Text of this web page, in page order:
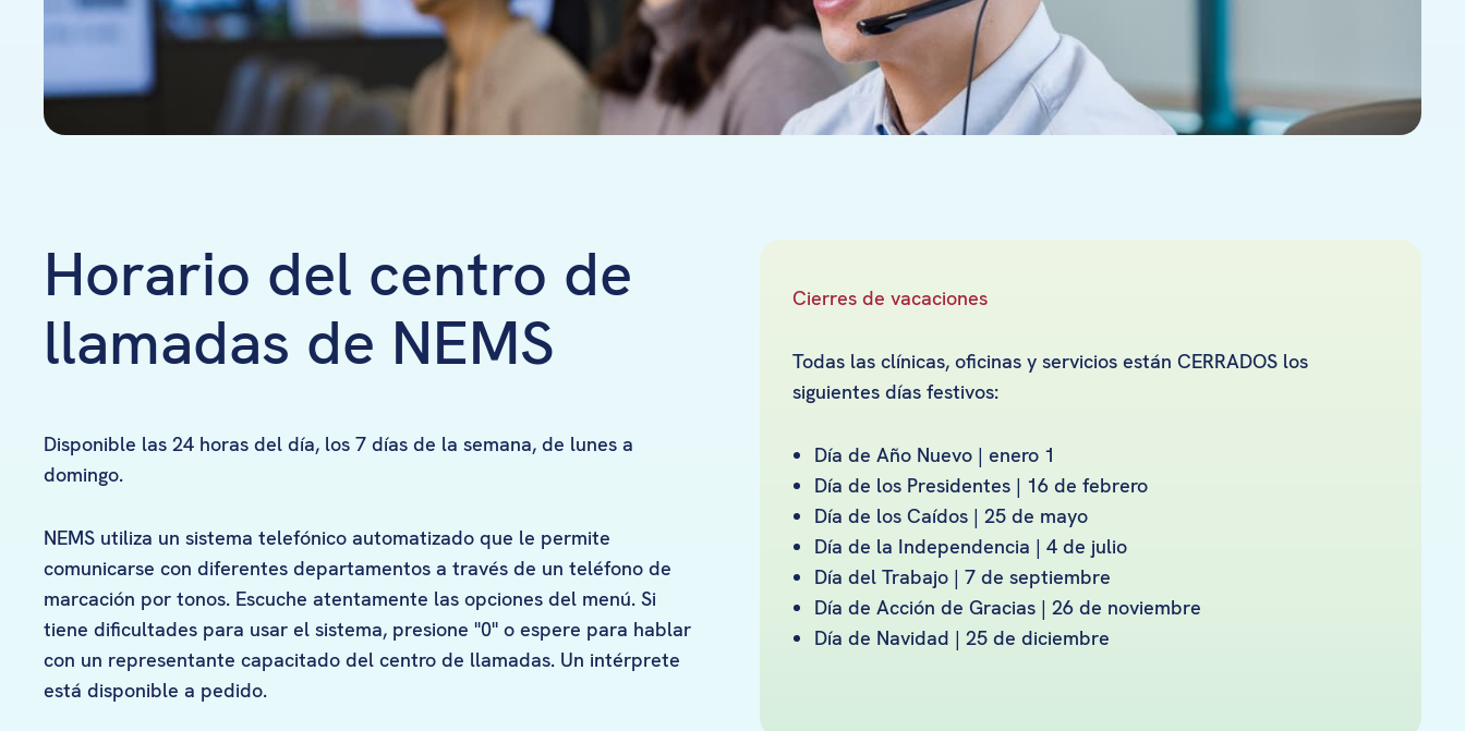
Horario del centro de
llamadas de NEMS
Disponible las 24 horas del día, los 7 días de la semana, de lunes a
domingo.
NEMS utiliza un sistema telefónico automatizado que le permite
comunicarse con diferentes departamentos a través de un teléfono de
marcación por tonos. Escuche atentamente las opciones del menú. Si
tiene dificultades para usar el sistema, presione "0" o espere para hablar
con un representante capacitado del centro de llamadas. Un intérprete
está disponible a pedido.
Cierres de vacaciones
Todas las clínicas, oficinas y servicios están CERRADOS los
siguientes días festivos:
Día de Año Nuevo | enero 1
Día de los Presidentes | 16 de febrero
Día de los Caídos | 25 de mayo
Día de la Independencia | 4 de julio
Día del Trabajo | 7 de septiembre
Día de Acción de Gracias | 26 de noviembre
Día de Navidad | 25 de diciembre